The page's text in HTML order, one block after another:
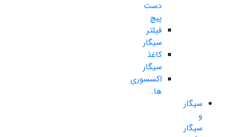
دست
پیچ
فیلتر
سیگار
کاغذ
سیگار
اکسسوری
ها..
سیگار
و
سیگار